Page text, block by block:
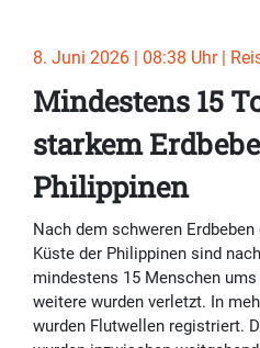
8. Juni 2026 | 08:38 Uhr |
Mindestens 15
starkem
Philippinen
Nach dem schweren
Küste der Philippinen sind
mindestens 15 Menschen
weitere wurden verletzt. In
wurden Flutwellen registriert.